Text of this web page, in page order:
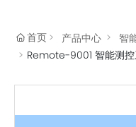
首页 产品中心
智
Remote-9001 智能测